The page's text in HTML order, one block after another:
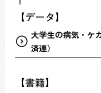
【データ】
大学生の病気・ケ
済連）
【書籍】